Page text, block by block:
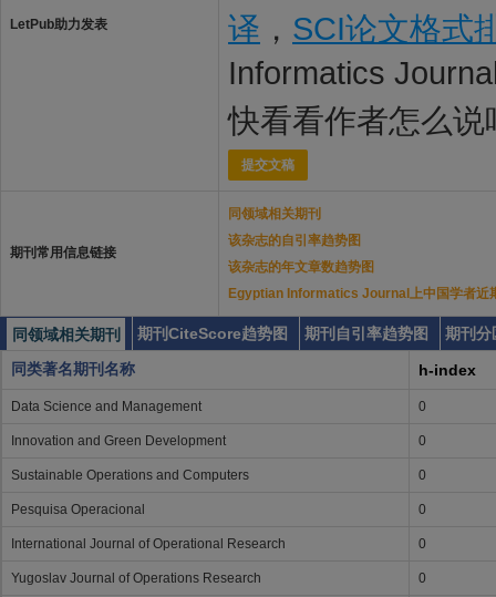
LetPub助力发表
译 ， SCI论文格式
Informatics
快看看作者怎么说
提交文稿
期刊常用信息链接
同领域相关期刊
该杂志的自引率趋势图
该杂志的年文章数趋势图
Egyptian Informatics Journal上中国学者近
同领域相关期刊 期刊CiteScore趋势图 期刊自引率趋势图
期刊分
同类著名期刊名称
h-index
Data Science and Management 0
Innovation and Green Development 0
Sustainable Operations and Computers 0
Pesquisa Operacional 0
International Journal of Operational Research 0
Yugoslav Journal of Operations Research 0